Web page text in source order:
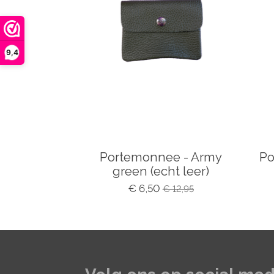
9,4
Portemonnee - Army
green (echt leer)
€ 6,50 € 12,95